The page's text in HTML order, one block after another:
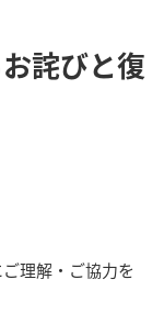
詫びと復
理解・ご協力を